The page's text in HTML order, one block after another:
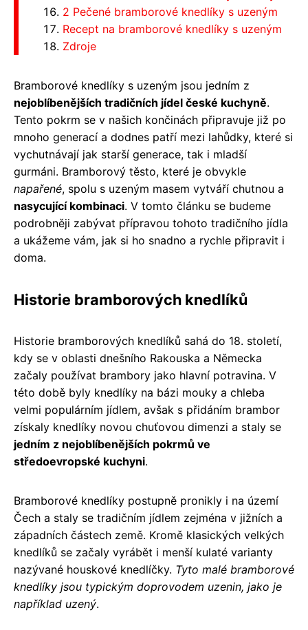
2 Pečené bramborové knedlíky s uzeným
Recept na bramborové knedlíky s uzeným
Zdroje
Bramborové knedlíky s uzeným jsou jedním z
nejoblíbenějších tradičních jídel české kuchyně.
Tento pokrm se v našich končinách připravuje již po
mnoho generací a dodnes patří mezi lahůdky, které si
vychutnávají jak starší generace, tak i mladší
gurmáni. Bramborový těsto, které je obvykle
napařené, spolu s uzeným masem vytváří chutnou a
nasycující kombinaci. V tomto článku se budeme
podrobněji zabývat přípravou tohoto tradičního jídla
a ukážeme vám, jak si ho snadno a rychle připravit i
doma.
Historie bramborových knedlíků
Historie bramborových knedlíků sahá do 18. století,
kdy se v oblasti dnešního Rakouska a Německa
začaly používat brambory jako hlavní potravina. V
této době byly knedlíky na bázi mouky a chleba
velmi populárním jídlem, avšak s přidáním brambor
získaly knedlíky novou chuťovou dimenzi a staly se
jedním z nejoblíbenějších pokrmů ve
středoevropské kuchyni.
Bramborové knedlíky postupně pronikly i na území
Čech a staly se tradičním jídlem zejména v jižních a
západních částech země. Kromě klasických velkých
knedlíků se začaly vyrábět i menší kulaté varianty
nazývané houskové knedlíčky. Tyto malé bramborové
knedlíky jsou typickým doprovodem uzenin, jako je
například uzený.